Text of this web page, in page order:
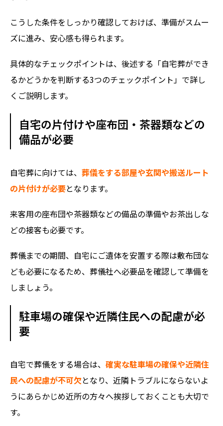
こうした条件をしっかり確認しておけば、準備がスムー
ズに進み、安心感も得られます。
具体的なチェックポイントは、後述する 「自宅葬ができ
るかどうかを判断する3つのチェックポイント」 で詳し
くご説明します。
自宅の片付けや座布団・茶器類などの
備品が必要
自宅葬に向けては、 葬儀をする部屋や玄関や搬送ルート
の片付けが必要となります。
来客用の座布団や茶器類などの備品の準備やお茶出しな
どの接客も必要です。
葬儀までの期間、自宅にご遺体を安置する際は敷布団な
ども必要になるため、葬儀社へ必要品を確認して準備を
しましょう。
駐車場の確保や近隣住民への配慮が必
要
自宅で葬儀をする場合は、 確実な駐車場の確保や近隣住
民への配慮が不可欠となり、近隣トラブルにならないよ
うにあらかじめ近所の方々へ挨拶しておくことも大切で
す。